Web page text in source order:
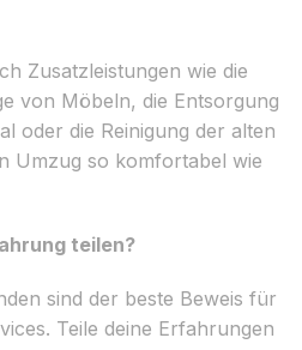
Zusatzleistungen wie die
von Möbeln, die Entsorgung
oder die Reinigung der alten
Umzug so komfortabel wie
teilen?
sind der beste Beweis für
Teile deine Erfahrungen